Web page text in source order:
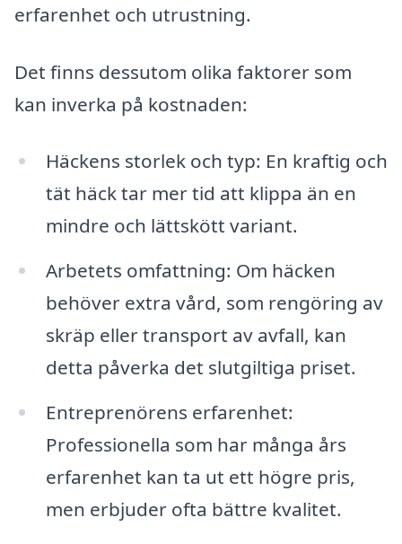
erfarenhet och utrustning.
Det finns dessutom olika faktorer som
kan inverka på kostnaden:
Häckens storlek och typ: En kraftig och
tät häck tar mer tid att klippa än en
mindre och lättskött variant.
Arbetets omfattning: Om häcken
behöver extra vård, som rengöring av
skräp eller transport av avfall, kan
detta påverka det slutgiltiga priset.
Entreprenörens erfarenhet:
Professionella som har många års
erfarenhet kan ta ut ett högre pris,
men erbjuder ofta bättre kvalitet.